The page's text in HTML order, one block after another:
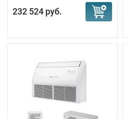
232 524 руб.